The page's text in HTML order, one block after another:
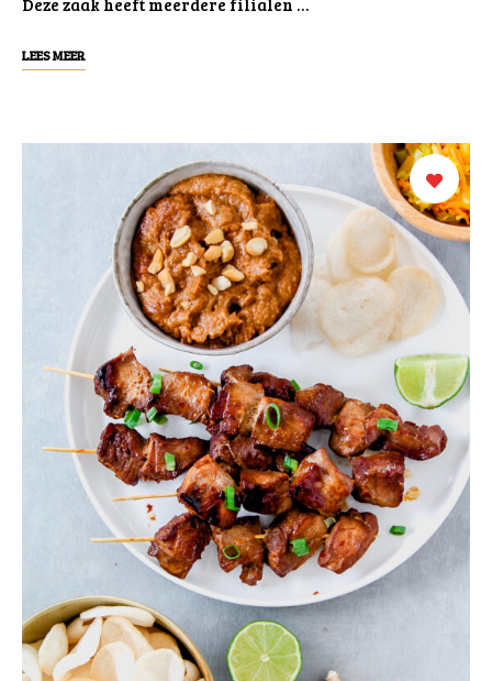
Deze zaak heeft meerdere filialen …
LEES MEER